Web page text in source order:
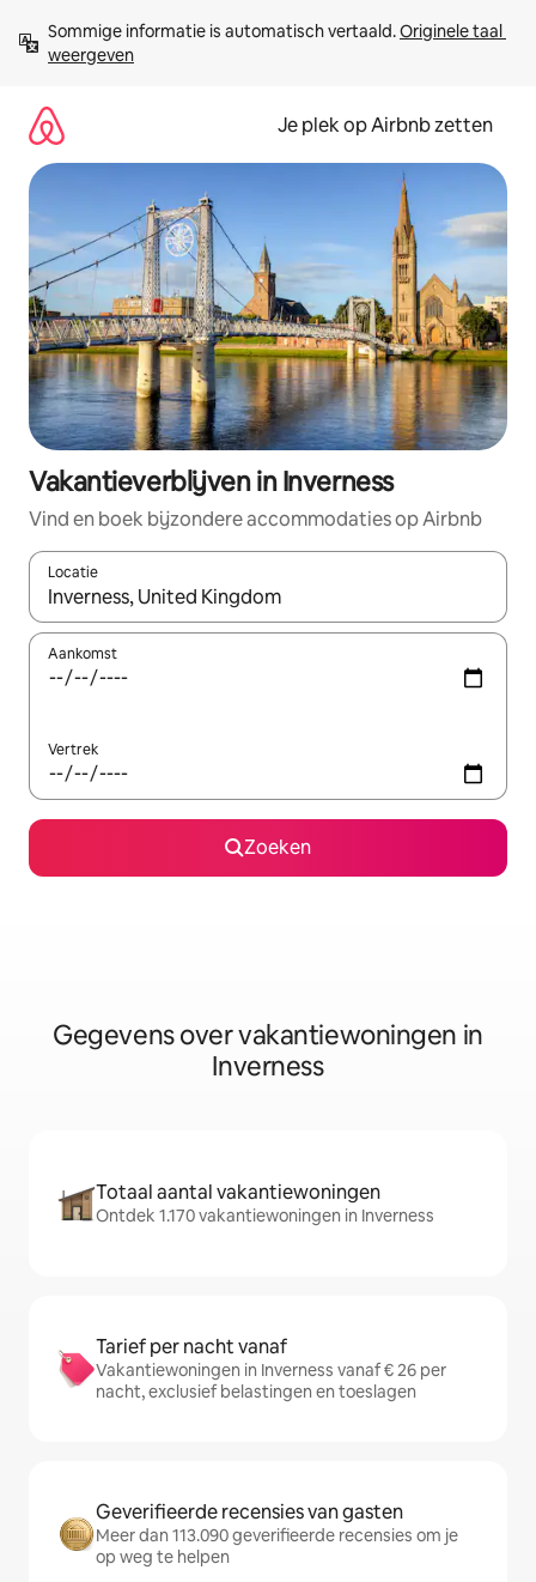
direct
naar
Sommige informatie is automatisch vertaald. Originele taal
weergeven
Je plek op Airbnb zetten
Vakantieverblijven in Inverness
Vind en boek bijzondere accommodaties op Airbnb
Locatie
Wanneer er resultaten beschikbaar zijn, maak je een keuze
Aankomst
Vertrek
Zoeken
Gegevens over vakantiewoningen in
Inverness
Totaal aantal vakantiewoningen
Ontdek 1.170 vakantiewoningen in Inverness
Tarief per nacht vanaf
Vakantiewoningen in Inverness vanaf € 26 per
nacht, exclusief belastingen en toeslagen
Geverifieerde recensies van gasten
Meer dan 113.090 geverifieerde recensies om je
op weg te helpen